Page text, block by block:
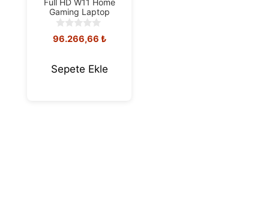
Gaming Laptop
0
o
t
o
96.266,66 ₺
Sepete Ekle